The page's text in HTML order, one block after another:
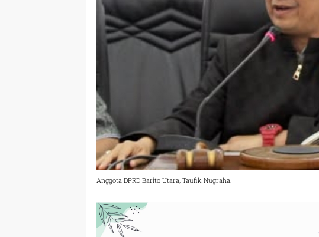
Anggota DPRD Barito Utara, Taufik Nugraha.